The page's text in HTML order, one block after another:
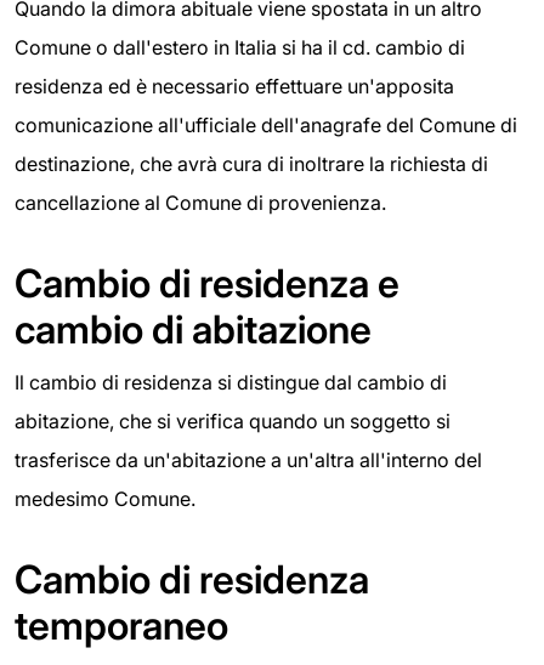
Quando la dimora abituale viene spostata in un altro
Comune o dall'estero in Italia si ha il cd. cambio di
residenza ed è necessario effettuare un'apposita
comunicazione all'ufficiale dell'anagrafe del Comune di
destinazione, che avrà cura di inoltrare la richiesta di
cancellazione al Comune di provenienza.
Cambio di residenza e
cambio di abitazione
Il cambio di residenza si distingue dal cambio di
abitazione, che si verifica quando un soggetto si
trasferisce da un'abitazione a un'altra all'interno del
medesimo Comune.
Cambio di residenza
temporaneo